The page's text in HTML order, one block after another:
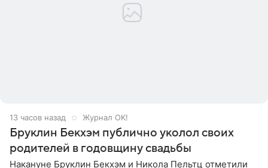
13 часов назад Журнал OK!
Бруклин Бекхэм публично уколол своих
родителей в годовщину свадьбы
Накануне Бруклин Бекхэм и Никола Пельтц отметили